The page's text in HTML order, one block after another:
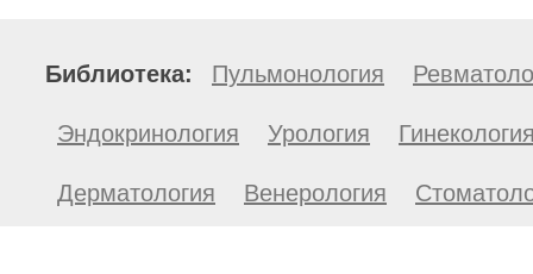
Библиотека: Пульмонология
Эндокринология Урология
Дерматология Венерология